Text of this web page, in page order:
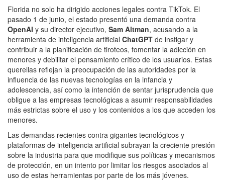
Florida no solo ha dirigido acciones legales contra TikTok. El
pasado 1 de junio, el estado presentó una demanda contra
OpenAI y su director ejecutivo, Sam Altman, acusando a la
herramienta de inteligencia artificial ChatGPT de instigar y
contribuir a la planificación de tiroteos, fomentar la adicción en
menores y debilitar el pensamiento crítico de los usuarios. Estas
querellas reflejan la preocupación de las autoridades por la
influencia de las nuevas tecnologías en la infancia y
adolescencia, así como la intención de sentar jurisprudencia que
obligue a las empresas tecnológicas a asumir responsabilidades
más estrictas sobre el uso y los contenidos a los que acceden los
menores.
Las demandas recientes contra gigantes tecnológicos y
plataformas de inteligencia artificial subrayan la creciente presión
sobre la industria para que modifique sus políticas y mecanismos
de protección, en un intento por limitar los riesgos asociados al
uso de estas herramientas por parte de los más jóvenes.